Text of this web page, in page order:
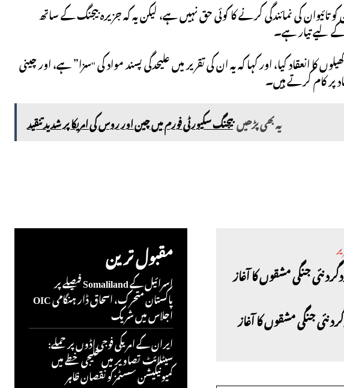
تائیوان کی نمائندگی کرنے کا کوئی حق نہیں ہے، لیکن یہ کہ جزیرہ بیجنگ کے ساتھ
کے لیے تیار ہے۔
کا انعقاد کیا، اور کہا کہ یہ ان کی تقریر میں علیحدگی پسند مواد کی "سزا” ہے، اور چینی
پر کام کرتے ہیں۔
یہ بھی پڑھیںبیجنگ سکیورٹی فورم میں چین اور روس کی امریکا پر شدید تنقید
نئی جنگی مشقوں کا آغاز
مقبول ترین
اسرائیل کے Somaliland فیصلے پر
پاکستان متحرک، اسحاق ڈار ہنگامی OIC
اجلاس میں شریک
ایران کے امریکی فوجی اڈوں پر حملے:
سیٹلائٹ تصاویر میں خلیجی خطے میں
کمیونیکیشن سسٹمز کو نقصان ظاہر